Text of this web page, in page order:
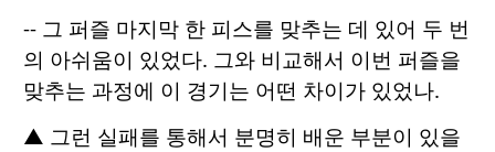
-- 그 퍼즐 마지막 한 피스를 맞추는 데 있어 두 번
의 아쉬움이 있었다. 그와 비교해서 이번 퍼즐을
맞추는 과정에 이 경기는 어떤 차이가 있었나.
▲ 그런 실패를 통해서 분명히 배운 부분이 있을